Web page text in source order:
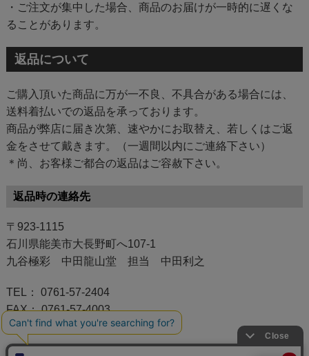
・ご注文が集中した場合、商品のお届けが一時的に遅くな
ることがあります。
返品について
ご購入頂いた商品に万が一不良、不具合がある場合には、
送料着払いでの返品を承っております。
商品が弊店に届き次第、速やかにお取替え、若しくはご返
金をさせて戴きます。（一週間以内にご連絡下さい）
＊尚、お客様ご都合の返品はご容赦下さい。
返品時の連絡先
〒923-1115
石川県能美市大長野町へ107-1
九谷極彩 中田龍山堂 担当 中田利之
TEL： 0761-57-2404
FAX： 0761-57-4003
MAIL： ryuzando@arrow.ocn.ne.jp